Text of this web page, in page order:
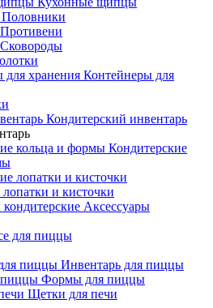
Половники
Противени
Сковороды
Контейнеры для
Кондитерский инвентарь
Кондитерские
и кисточки
Аксессуары
для пиццы
Инвентарь для пиццы
Формы для пиццы
Щетки для печи